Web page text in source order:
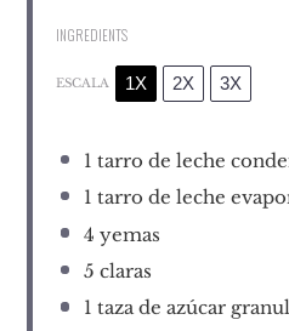
INGREDIENTS
ESCALA 1X 2X 3X
1 tarro de leche
1 tarro de leche
4 yemas
5 claras
1 taza de azúcar